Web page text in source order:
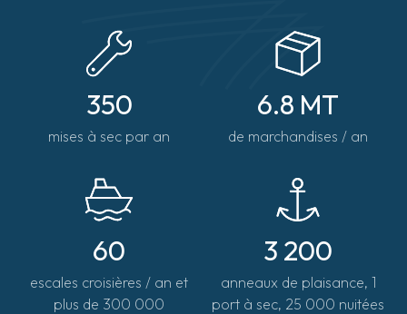
350
mises à sec par an
6.8 MT
de marchandises / an
60
escales croisières / an et
plus de 300 000
3 200
anneaux de plaisance, 1
port à sec, 25 000 nuitées